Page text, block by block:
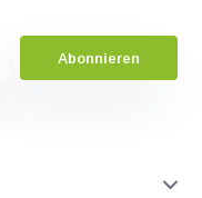
Abonnieren